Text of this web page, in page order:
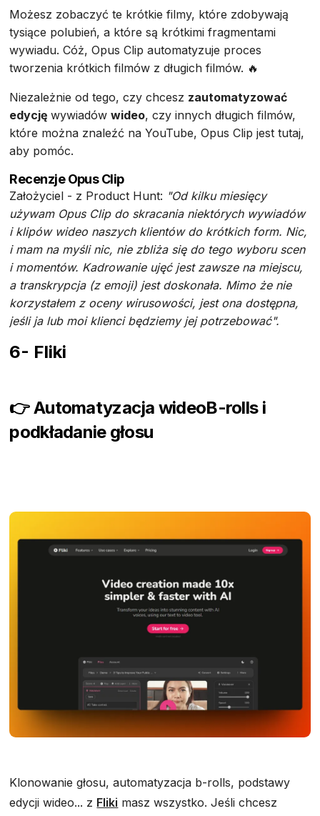
Możesz zobaczyć te krótkie filmy, które zdobywają
tysiące polubień, a które są krótkimi fragmentami
wywiadu. Cóż, Opus Clip automatyzuje proces
tworzenia krótkich filmów z długich filmów. 🔥
Niezależnie od tego, czy chcesz zautomatyzować
edycjęwywiadówwideo, czy innych długich filmów,
które można znaleźć na YouTube, Opus Clip jest tutaj,
aby pomóc.
Recenzje Opus Clip
Założyciel - z Product Hunt: "Od kilku miesięcy
używam Opus Clip do skracania niektórych wywiadów
i klipów wideo naszych klientów do krótkich form. Nic,
i mam na myśli nic, nie zbliża się do tego wyboru scen
i momentów. Kadrowanie ujęć jest zawsze na miejscu,
a transkrypcja (z emoji) jest doskonała. Mimo że nie
korzystałem z oceny wirusowości, jest ona dostępna,
jeśli ja lub moi klienci będziemy jej potrzebować".
6- Fliki
👉 Automatyzacja wideoB-rolls i
podkładanie głosu
Klonowanie głosu, automatyzacja b-rolls, podstawy
edycji wideo... z Fliki masz wszystko. Jeśli chcesz